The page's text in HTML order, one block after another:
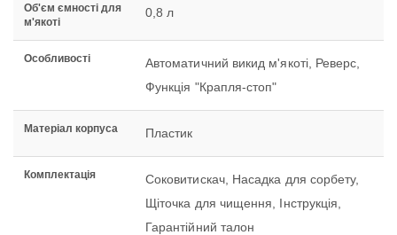
Об'єм ємності для
м'якоті
0,8 л
Особливості
Автоматичний викид м'якоті, Реверс,
Функція "Крапля-стоп"
Матеріал корпуса Пластик
Комплектація
Соковитискач, Насадка для сорбету,
Щіточка для чищення, Інструкція,
Гарантійний талон